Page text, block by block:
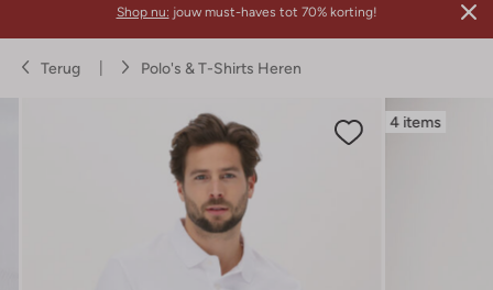
Shop nu: jouw must-haves tot 70% korting!
Terug Polo's & T-Shirts Heren
4 items